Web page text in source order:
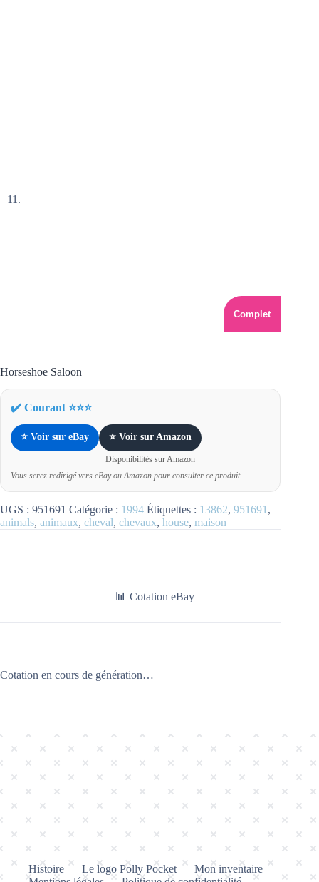
Complet
Horseshoe Saloon
✔️ Courant ⭐⭐⭐
⭐ Voir sur eBay ⭐ Voir sur Amazon
Disponibilités sur Amazon
Vous serez redirigé vers eBay ou Amazon pour consulter ce produit.
UGS : 951691 Catégorie : 1994 Étiquettes : 13862, 951691 ,
animals, animaux, cheval, chevaux, house, maison
📊 Cotation eBay
Cotation en cours de génération…
Histoire Le logo Polly Pocket
Mon inventaire